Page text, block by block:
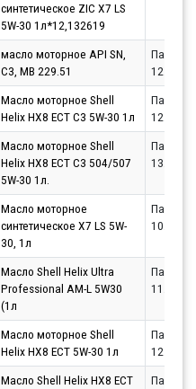
синтетическое ZIC X7 LS
5W-30 1л*12,132619
масло моторное API SN,
C3, MB 229.51
Партнёр
Масло моторное Shell
Helix HX8 ECT C3 5W-30 1л
Партнёр
Масло моторное Shell
Helix HX8 ECT C3 504/507
5W-30 1л.
Партнёр
Масло моторное
синтетическое X7 LS 5W-
30, 1л
Партнёр
Масло Shell Helix Ultra
Professional AM-L 5W30
(1л
Партнёр
Масло моторное Shell
Helix HX8 ECT 5W-30 1л
Партнёр
Масло Shell Helix HX8 ECT
Партнёр